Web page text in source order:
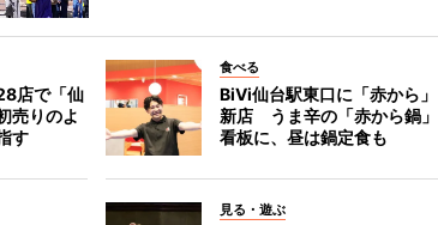
店で「仙
売りのよ
す
食べる
BiVi仙台駅東口に「赤から」
新店 うま辛の「赤から鍋」
看板に、昼は鍋定食も
見る・遊ぶ